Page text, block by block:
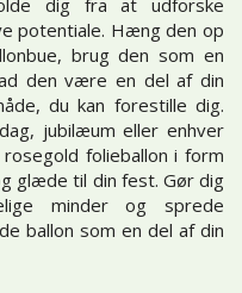
potentiale. Hæng den op
brug den som en
den være en del af din
du kan forestille dig.
jubilæum eller enhver
folieballon i form
glæde til din fest. Gør dig
minder og sprede
ballon som en del af din